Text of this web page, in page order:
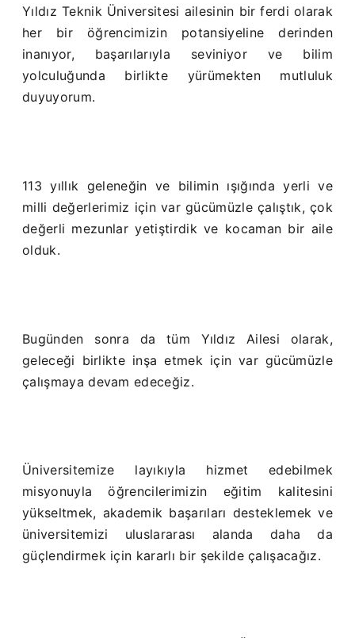
Yıldız Teknik Üniversitesi ailesinin bir ferdi olarak
her bir öğrencimizin potansiyeline derinden
inanıyor, başarılarıyla seviniyor ve bilim
yolculuğunda birlikte yürümekten mutluluk
duyuyorum.
113 yıllık geleneğin ve bilimin ışığında yerli ve
milli değerlerimiz için var gücümüzle çalıştık, çok
değerli mezunlar yetiştirdik ve kocaman bir aile
olduk.
Bugünden sonra da tüm Yıldız Ailesi olarak,
geleceği birlikte inşa etmek için var gücümüzle
çalışmaya devam edeceğiz.
Üniversitemize layıkıyla hizmet edebilmek
misyonuyla öğrencilerimizin eğitim kalitesini
yükseltmek, akademik başarıları desteklemek ve
üniversitemizi uluslararası alanda daha da
güçlendirmek için kararlı bir şekilde çalışacağız.